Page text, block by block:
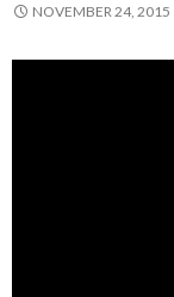
NOVEMBER 24, 2015